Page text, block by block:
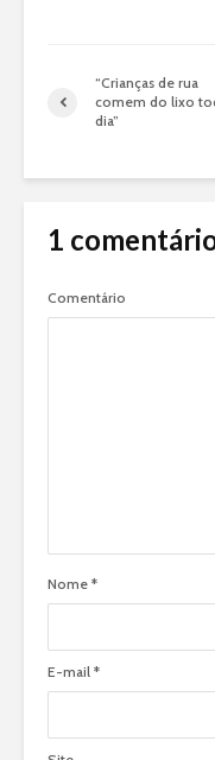
“Crianças de rua
comem do lixo
dia”
1
Comentário
Nome *
E-mail *